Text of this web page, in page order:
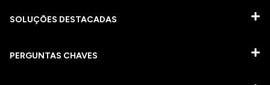
SOLUÇÕES DESTACADAS
PERGUNTAS CHAVES​